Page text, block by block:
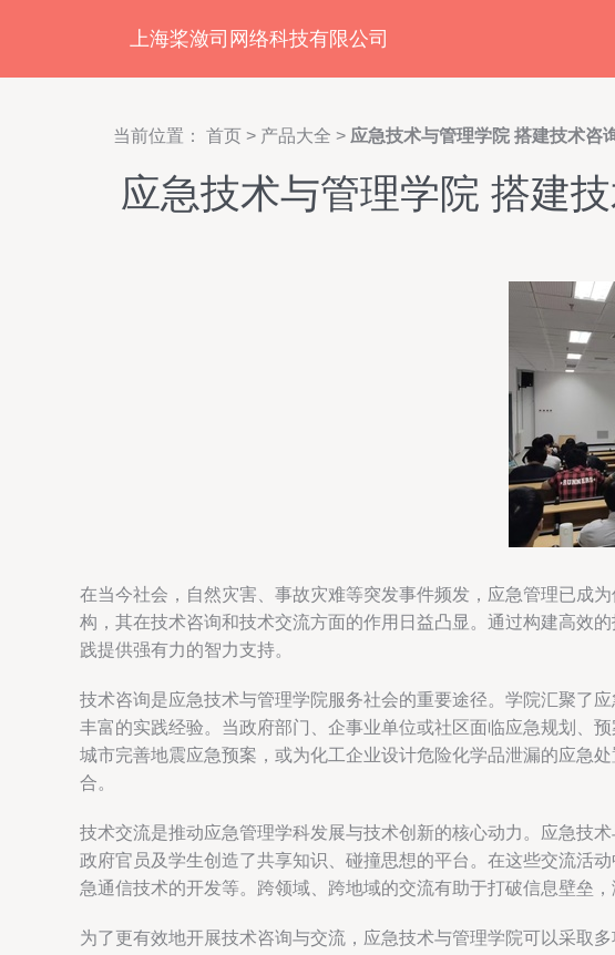
上海桨潋司网络科技有限公司
当前位置： 首页 > 产品大全 > 应急技术与管理学院 搭建技术咨
应急技术与管理学院 搭建
在当今社会，自然灾害、事故灾难等突发事件频发，应急管理已成
构，其在技术咨询和技术交流方面的作用日益凸显。通过构建高效
践提供强有力的智力支持。
技术咨询是应急技术与管理学院服务社会的重要途径。学院汇聚了
丰富的实践经验。当政府部门、企事业单位或社区面临应急规划、
城市完善地震应急预案，或为化工企业设计危险化学品泄漏的应急
合。
技术交流是推动应急管理学科发展与技术创新的核心动力。应急技
政府官员及学生创造了共享知识、碰撞思想的平台。在这些交流活
急通信技术的开发等。跨领域、跨地域的交流有助于打破信息壁垒
为了更有效地开展技术咨询与交流，应急技术与管理学院可以采取